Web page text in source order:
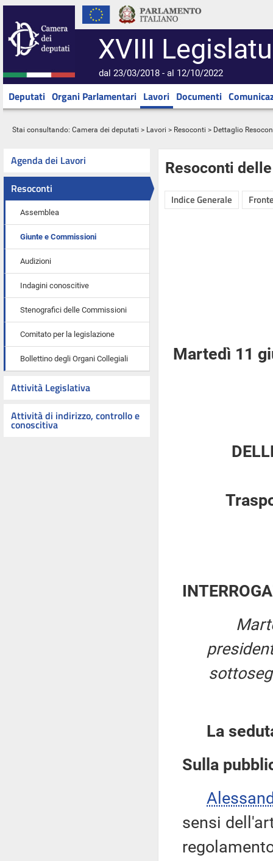
XVIII
dal 23/03/2018 - al 12/10/2022
Deputati Organi Parlamentari Lavori Documenti
Stai consultando: Camera dei deputati > Lavori > Resoconti > Dettaglio
Agenda dei Lavori
Resoconti
Assemblea
Giunte e Commissioni
Audizioni
Indagini conoscitive
Stenografici delle Commissioni
Comitato per la legislazione
Bollettino degli Organi Collegiali
Attività Legislativa
Attività di indirizzo, controllo e
conoscitiva
Resoconti
Indice Generale
Martedì 11
La
Sulla
sensi